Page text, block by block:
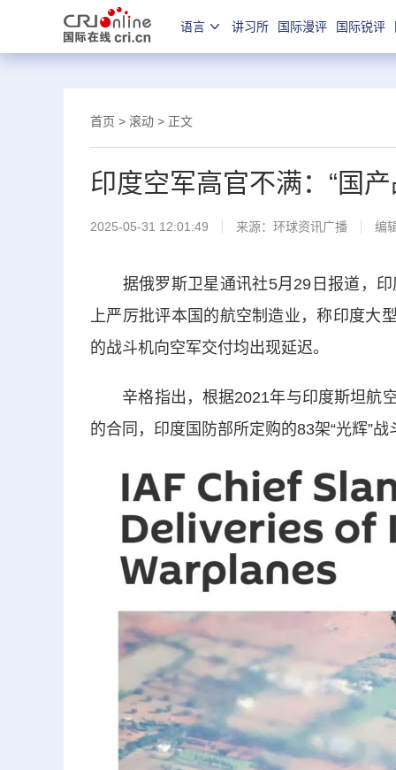
语言 讲习所 国际漫评 国际锐评
首页 > 滚动 > 正文
印度空军高官不满：“国
2025-05-31 12:01:49 来源： 环球资讯广播 编
据俄罗斯卫星通讯社5月29日报道，印
上严厉批评本国的航空制造业，称印度大
的战斗机向空军交付均出现延迟。
辛格指出，根据2021年与印度斯坦航空
的合同，印度国防部所定购的83架“光辉”